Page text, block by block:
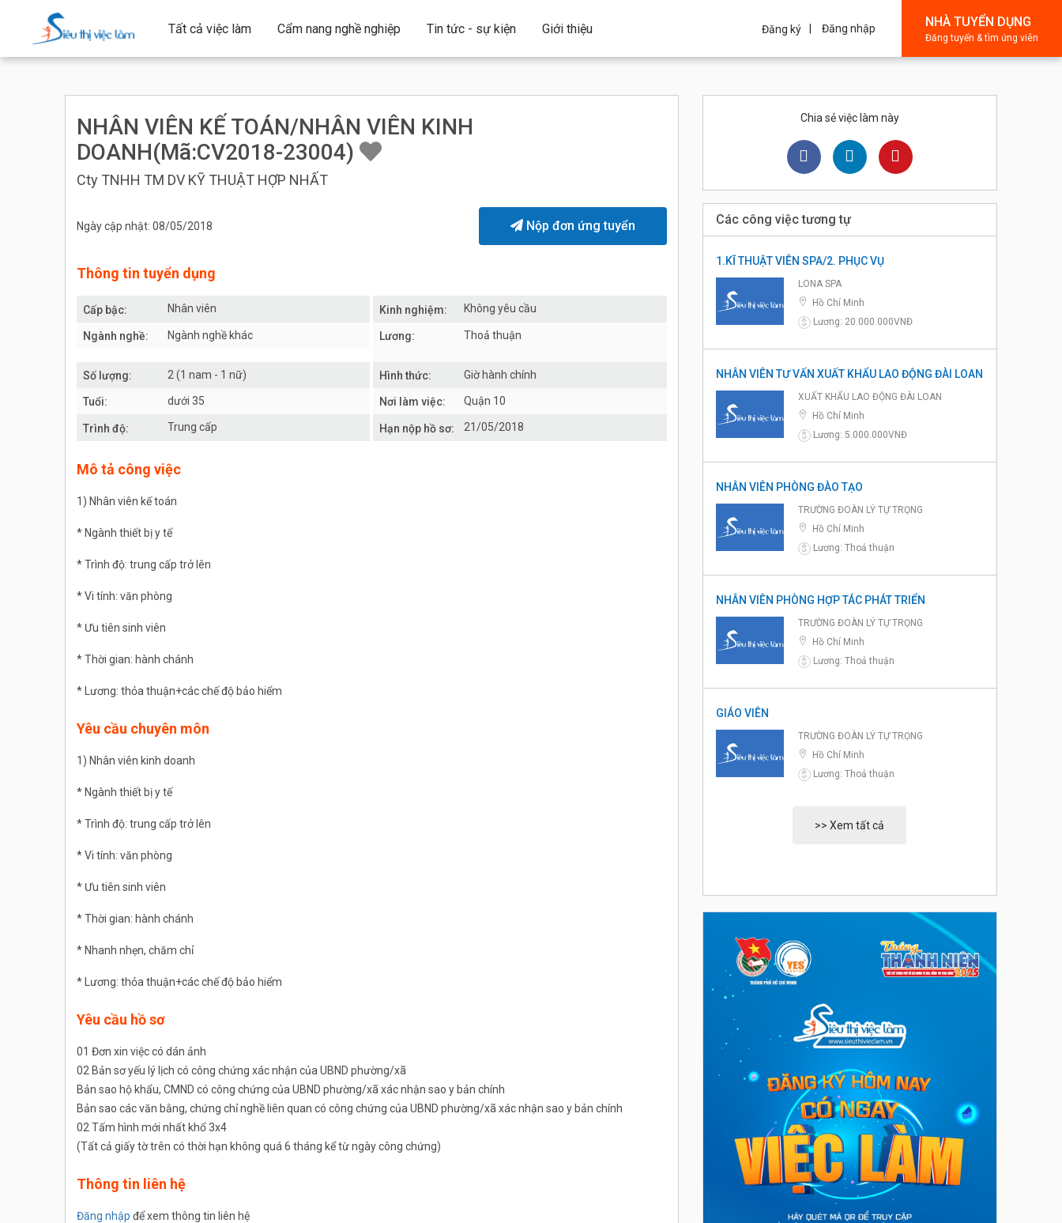
Tất cả việc làm Cẩm nang nghề nghiệp Tin tức - sự kiện Giới thiệu Đăng ký Đăng nhập NHÀ TUYỂN DỤNG
Đăng tuyển & tìm ứng viên
NHÂN VIÊN KẾ TOÁN/NHÂN VIÊN KINH
DOANH(Mã:CV2018-23004)
Cty TNHH TM DV KỸ THUẬT HỢP NHẤT
Ngày cập nhật: 08/05/2018 Nộp đơn ứng tuyển
Thông tin tuyển dụng
Cấp bậc: Nhân viên Kinh nghiệm: Không yêu cầu
Ngành nghề: Ngành nghề khác Lương: Thoả thuận
Số lượng: 2 (1 nam - 1 nữ) Hình thức: Giờ hành chính
Tuổi: dưới 35 Nơi làm việc: Quận 10
Trình độ: Trung cấp Hạn nộp hồ sơ: 21/05/2018
Mô tả công việc
1) Nhân viên kế toán
* Ngành thiết bị y tế
* Trình độ: trung cấp trở lên
* Vi tính: văn phòng
* Ưu tiên sinh viên
* Thời gian: hành chánh
* Lương: thỏa thuận+các chế độ bảo hiểm
Yêu cầu chuyên môn
1) Nhân viên kinh doanh
* Ngành thiết bị y tế
* Trình độ: trung cấp trở lên
* Vi tính: văn phòng
* Ưu tiên sinh viên
* Thời gian: hành chánh
* Nhanh nhẹn, chăm chỉ
* Lương: thỏa thuận+các chế độ bảo hiểm
Yêu cầu hồ sơ
01 Đơn xin việc có dán ảnh
02 Bản sơ yếu lý lịch có công chứng xác nhận của UBND phường/xã
Bản sao hộ khẩu, CMND có công chứng của UBND phường/xã xác nhận sao y bản chính
Bản sao các văn bằng, chứng chỉ nghề liên quan có công chứng của UBND phường/xã xác nhận sao y bản chính
02 Tấm hình mới nhất khổ 3x4
(Tất cả giấy tờ trên có thời hạn không quá 6 tháng kể từ ngày công chứng)
Thông tin liên hệ
Đăng nhập để xem thông tin liên hệ
Chia sẻ việc làm này
Các công việc tương tự
1.KĨ THUẬT VIÊN SPA/2. PHỤC VỤ
LONA SPA
Hồ Chí Minh
$
Lương: 20.000.000VNĐ
NHÂN VIÊN TƯ VẤN XUẤT KHẨU LAO ĐỘNG ĐÀI LOAN
XUẤT KHẨU LAO ĐỘNG ĐÀI LOAN
Hồ Chí Minh
$
Lương: 5.000.000VNĐ
NHÂN VIÊN PHÒNG ĐÀO TẠO
TRƯỜNG ĐOÀN LÝ TỰ TRỌNG
Hồ Chí Minh
$
Lương: Thoả thuận
NHÂN VIÊN PHÒNG HỢP TÁC PHÁT TRIỂN
TRƯỜNG ĐOÀN LÝ TỰ TRỌNG
Hồ Chí Minh
$
Lương: Thoả thuận
GIÁO VIÊN
TRƯỜNG ĐOÀN LÝ TỰ TRỌNG
Hồ Chí Minh
$
Lương: Thoả thuận
>> Xem tất cả